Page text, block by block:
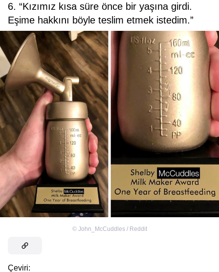
6. “Kızımız kısa süre önce bir yaşına girdi.
Eşime hakkını böyle teslim etmek istedim.”
© John_McCuddles / Reddit
Çeviri: